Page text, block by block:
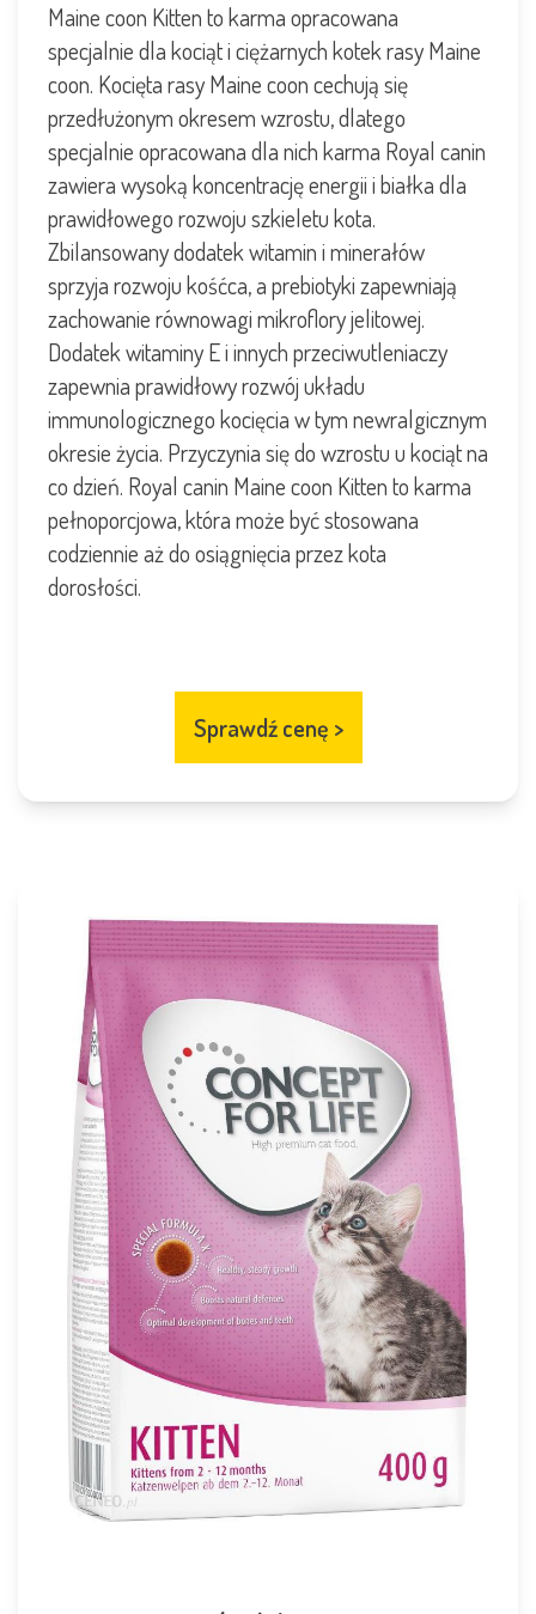
Maine coon Kitten to karma opracowana
specjalnie dla kociąt i ciężarnych kotek rasy Maine
coon. Kocięta rasy Maine coon cechują się
przedłużonym okresem wzrostu, dlatego
specjalnie opracowana dla nich karma Royal canin
zawiera wysoką koncentrację energii i białka dla
prawidłowego rozwoju szkieletu kota.
Zbilansowany dodatek witamin i minerałów
sprzyja rozwoju kośćca, a prebiotyki zapewniają
zachowanie równowagi mikroflory jelitowej.
Dodatek witaminy E i innych przeciwutleniaczy
zapewnia prawidłowy rozwój układu
immunologicznego kocięcia w tym newralgicznym
okresie życia. Przyczynia się do wzrostu u kociąt na
co dzień. Royal canin Maine coon Kitten to karma
pełnoporcjowa, która może być stosowana
codziennie aż do osiągnięcia przez kota
dorosłości.
Sprawdź cenę >